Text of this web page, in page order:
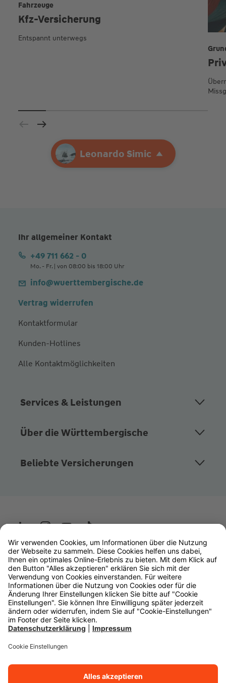
Ihre AgenturLeonardo Simic
Leonardo Simic
Kfz-Versicherung
Fahrzeuge
Entspannt unterwegs
Ihr allgemeiner Kontakt
+49 711 662 - 0
Mo. - Fr. | von 08:00 bis 18:00 Uhr
info@wuerttembergische.de
Vertrag widerrufen
Kontaktformular
Kunden-Hotlines
Alle Kontaktmöglichkeiten
Services & Leistungen
Über die Württembergische
Beliebte Versicherungen
Wüstenrot
W&W Gruppe
OLB Bank
Makler
Impressum
Datenschutz
Rechtliche Hinweise
Cookie-Einstellungen